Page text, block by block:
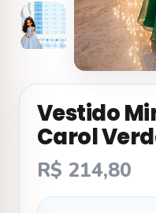
Vestido
Carol
R$ 214,80